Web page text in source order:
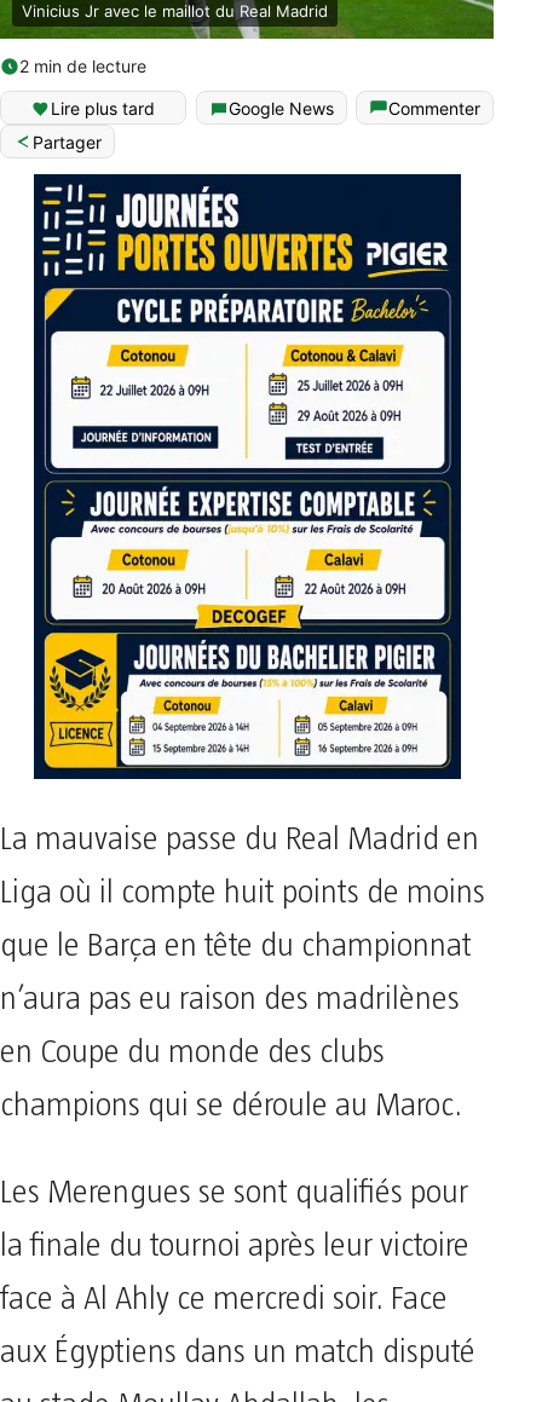
Vinicius Jr avec le maillot du Real Madrid
2 min de lecture
Lire plus tard Google News
Commenter
Partager
La mauvaise passe du Real Madrid en
Liga où il compte huit points de moins
que le Barça en tête du championnat
n’aura pas eu raison des madrilènes
en Coupe du monde des clubs
champions qui se déroule au Maroc.
Les Merengues se sont qualifiés pour
la finale du tournoi après leur victoire
face à Al Ahly ce mercredi soir. Face
aux Égyptiens dans un match disputé